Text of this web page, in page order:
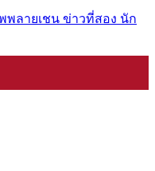
พลายเชน ข่าวที่สอง นัก